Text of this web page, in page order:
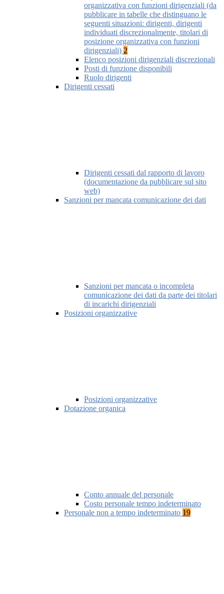
organizzativa con funzioni dirigenziali (da
pubblicare in tabelle che distinguano le
seguenti situazioni: dirigenti, dirigenti
individuati discrezionalmente, titolari di
posizione organizzativa con funzioni
dirigenziali) 2
Elenco posizioni dirigenziali discrezionali
Posti di funzione disponibili
Ruolo dirigenti
Dirigenti cessati
Dirigenti cessati dal rapporto di lavoro
(documentazione da pubblicare sul sito
web)
Sanzioni per mancata comunicazione dei dati
Sanzioni per mancata o incompleta
comunicazione dei dati da parte dei titolari
di incarichi dirigenziali
Posizioni organizzative
Posizioni organizzative
Dotazione organica
Conto annuale del personale
Costo personale tempo indeterminato
Personale non a tempo indeterminato 19